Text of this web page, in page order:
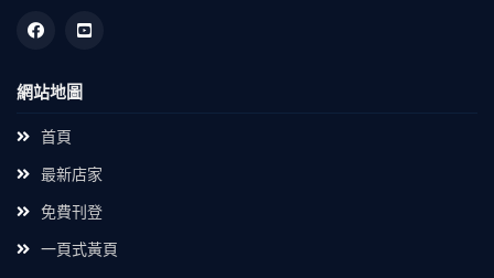
網站地圖
首頁
最新店家
免費刊登
一頁式黃頁